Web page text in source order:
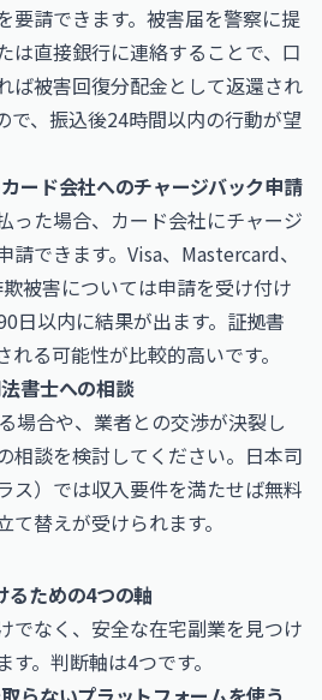
要請できます。被害届を警察に提
は直接銀行に連絡することで、口
ば被害回復分配金として返還され
で、振込後24時間以内の行動が望
ード会社へのチャージバック申請
った場合、カード会社にチャージ
できます。Visa、Mastercard、
被害については申請を受け付け
日以内に結果が出ます。証拠書
る可能性が比較的高いです。
書士への相談
場合や、業者との交渉が決裂し
相談を検討してください。日本司
ス）では収入要件を満たせば無料
替えが受けられます。
るための4つの軸
でなく、安全な在宅副業を見つけ
。判断軸は4つです。